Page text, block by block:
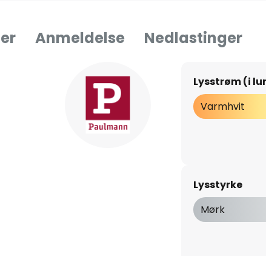
Anmeldelse Nedlastinger
Lysstrøm (i
Varmhvit
Lysstyrke
Mørk